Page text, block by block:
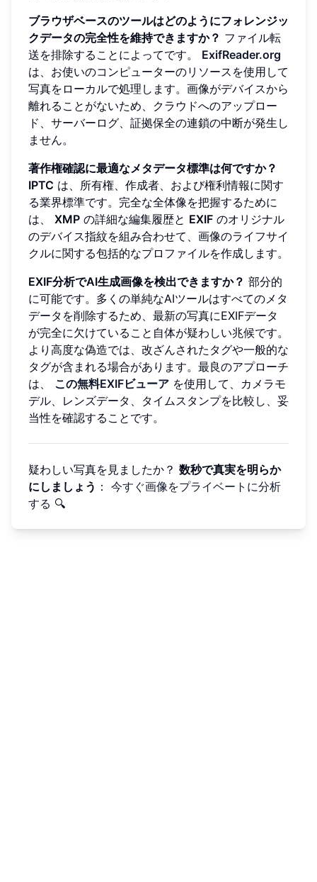
ブラウザベースのツールはどのようにフォレンジッ
クデータの完全性を維持できますか？ ファイル転
送を排除することによってです。 ExifReader.org
は、お使いのコンピューターのリソースを使用して
写真をローカルで処理します。画像がデバイスから
離れることがないため、クラウドへのアップロー
ド、サーバーログ、証拠保全の連鎖の中断が発生し
ません。
著作権確認に最適なメタデータ標準は何ですか？
IPTC は、所有権、作成者、および権利情報に関す
る業界標準です。完全な全体像を把握するために
は、 XMP の詳細な編集履歴と EXIF のオリジナル
のデバイス指紋を組み合わせて、画像のライフサイ
クルに関する包括的なプロファイルを作成します。
EXIF分析でAI生成画像を検出できますか？ 部分的
に可能です。多くの単純なAIツールはすべてのメタ
データを削除するため、最新の写真にEXIFデータ
が完全に欠けていること自体が疑わしい兆候です。
より高度な偽造では、改ざんされたタグや一般的な
タグが含まれる場合があります。最良のアプローチ
は、 この無料EXIFビューア を使用して、カメラモ
デル、レンズデータ、タイムスタンプを比較し、妥
当性を確認することです。
疑わしい写真を見ましたか？ 数秒で真実を明らか
にしましょう ： 今すぐ画像をプライベートに分析
する 🔍